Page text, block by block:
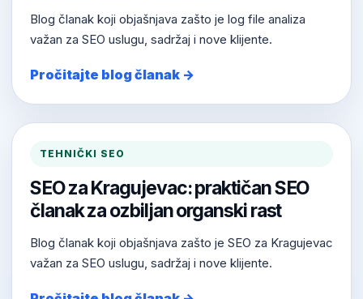
Blog članak koji objašnjava zašto je log file analiza
važan za SEO uslugu, sadržaj i nove klijente.
Pročitajte blog članak →
TEHNIČKI SEO
SEO za Kragujevac: praktičan SEO
članak za ozbiljan organski rast
Blog članak koji objašnjava zašto je SEO za Kragujevac
važan za SEO uslugu, sadržaj i nove klijente.